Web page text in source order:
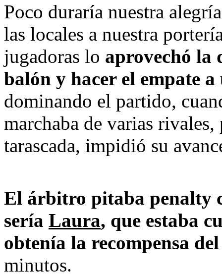
Poco duraría nuestra
las locales a nuestra
jugadoras lo aprovechó la
balón y hacer el empate a
dominando el partido,
marchaba de varias
tarascada, impidió su
El árbitro pitaba penalty
sería Laura, que estaba
obtenía la recompensa
minutos.